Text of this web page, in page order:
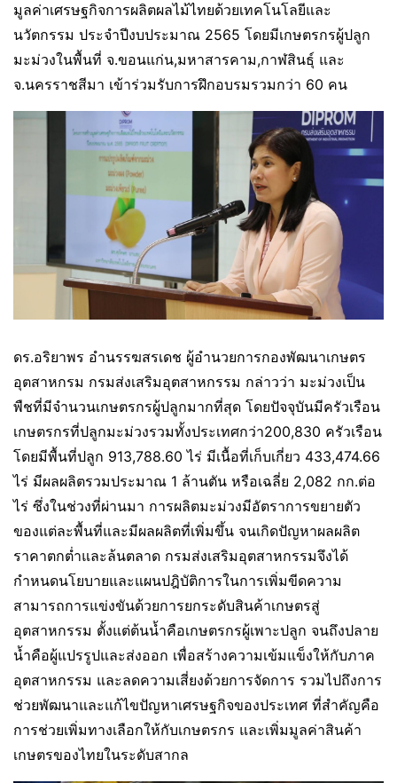
มูลค่าเศรษฐกิจการผลิตผลไม้ไทยด้วยเทคโนโลยีและ
นวัตกรรม ประจำปีงบประมาณ 2565 โดยมีเกษตรกรผู้ปลูก
มะม่วงในพื้นที่ จ.ขอนแก่น,มหาสารคาม,กาฬสินธุ์ และ
จ.นครราชสีมา เข้าร่วมรับการฝึกอบรมรวมกว่า 60 คน
ดร.อริยาพร อำนรรฆสรเดช ผู้อำนวยการกองพัฒนาเกษตร
อุตสาหกรม กรมส่งเสริมอุตสาหกรรม กล่าวว่า มะม่วงเป็น
พืชที่มีจำนวนเกษตรกรผู้ปลูกมากที่สุด โดยปัจจุบันมีครัวเรือน
เกษตรกรที่ปลูกมะม่วงรวมทั้งประเทศกว่า200,830 ครัวเรือน
โดยมีพื้นที่ปลูก 913,788.60 ไร่ มีเนื้อที่เก็บเกี่ยว 433,474.66
ไร่ มีผลผลิตรวมประมาณ 1 ล้านตัน หรือเฉลี่ย 2,082 กก.ต่อ
ไร่ ซึ่งในช่วงที่ผ่านมา การผลิตมะม่วงมีอัตราการขยายตัว
ของแต่ละพื้นที่และมีผลผลิตที่เพิ่มขึ้น จนเกิดปัญหาผลผลิต
ราคาตกต่ำและล้นตลาด กรมส่งเสริมอุตสาหกรรมจึงได้
กำหนดนโยบายและแผนปฎิบัติการในการเพิ่มขีดความ
สามารถการแข่งขันด้วยการยกระดับสินค้าเกษตรสู่
อุตสาหกรรม ตั้งแต่ต้นน้ำคือเกษตรกรผู้เพาะปลูก จนถึงปลาย
น้ำคือผู้แปรรูปและส่งออก เพื่อสร้างความเข้มแข็งให้กับภาค
อุตสาหกรรม และลดความเสี่ยงด้วยการจัดการ รวมไปถึงการ
ช่วยพัฒนาและแก้ไขปัญหาเศรษฐกิจของประเทศ ที่สำคัญคือ
การช่วยเพิ่มทางเลือกให้กับเกษตรกร และเพิ่มมูลค่าสินค้า
เกษตรของไทยในระดับสากล